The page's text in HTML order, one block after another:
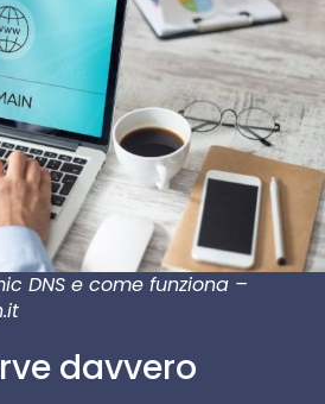
DNS e come funziona –
davvero